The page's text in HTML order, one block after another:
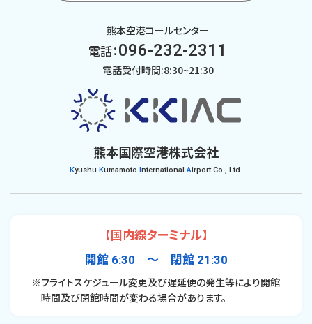
熊本空港コールセンター
電話：096-232-2311
電話受付時間:8:30~21:30
熊本国際空港株式会社
Kyushu Kumamoto InternationalAirport Co., Ltd.
【国内線ターミナル】
開館 6:30 〜 閉館 21:30
※フライトスケジュール変更及び遅延便の発生等により開館
時間及び閉館時間が変わる場合があります。